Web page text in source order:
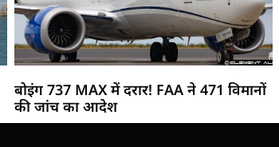
बोइंग 737 MAX में दरार! FAA ने 471 विमानों
की जांच का आदेश